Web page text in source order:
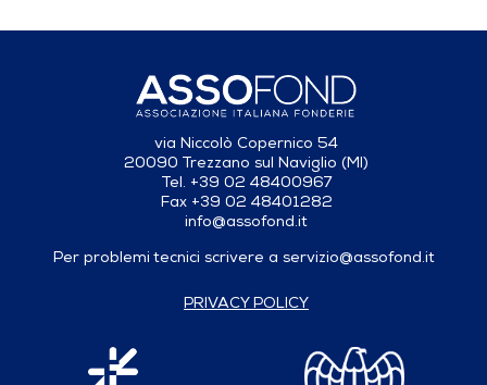
via Niccolò Copernico 54
20090 Trezzano sul Naviglio (MI)
Tel. +39 02 48400967
Fax +39 02 48401282
info@assofond.it
Per problemi tecnici scrivere a servizio@assofond.it
PRIVACY POLICY